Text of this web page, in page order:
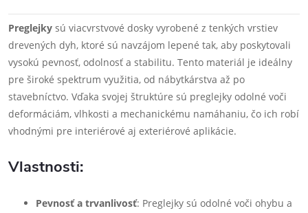
Preglejky sú viacvrstvové dosky vyrobené z tenkých vrstiev
drevených dyh, ktoré sú navzájom lepené tak, aby poskytovali
vysokú pevnosť, odolnosť a stabilitu. Tento materiál je ideálny
pre široké spektrum využitia, od nábytkárstva až po
stavebníctvo. Vďaka svojej štruktúre sú preglejky odolné voči
deformáciám, vlhkosti a mechanickému namáhaniu, čo ich robí
vhodnými pre interiérové aj exteriérové aplikácie.
Vlastnosti:
Pevnosť a trvanlivosť: Preglejky sú odolné voči ohybu a